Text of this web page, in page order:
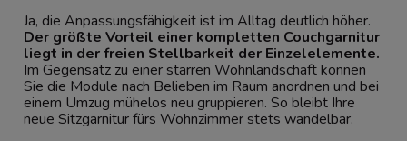
Ja, die Anpassungsfähigkeit ist im Alltag deutlich höher.
Der größte Vorteil einer kompletten Couchgarnitur
liegt in der freien Stellbarkeit der Einzelelemente.
Im Gegensatz zu einer starren Wohnlandschaft können
Sie die Module nach Belieben im Raum anordnen und bei
einem Umzug mühelos neu gruppieren. So bleibt Ihre
neue Sitzgarnitur fürs Wohnzimmer stets wandelbar.